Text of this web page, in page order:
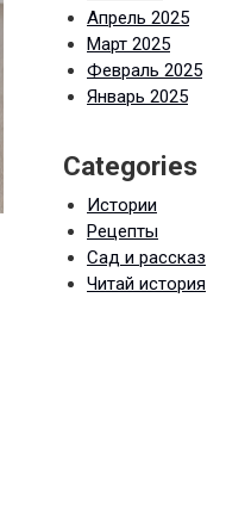
Апрель 2025
Март 2025
Февраль 2025
Январь 2025
Categories
Истории
Рецепты
Сад и рассказ
Читай история